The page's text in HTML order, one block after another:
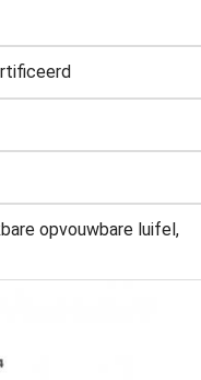
opvouwbare luifel,